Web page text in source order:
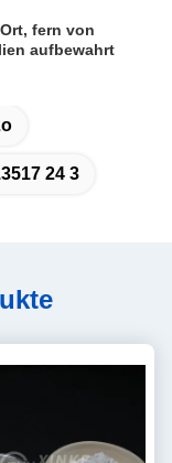
fern von
aufbewahrt
24 3